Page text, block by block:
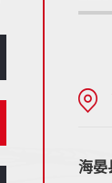
海晏